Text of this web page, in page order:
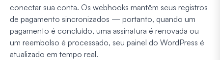
conectar sua conta. Os webhooks mantêm seus registros
de pagamento sincronizados — portanto, quando um
pagamento é concluído, uma assinatura é renovada ou
um reembolso é processado, seu painel do WordPress é
atualizado em tempo real.